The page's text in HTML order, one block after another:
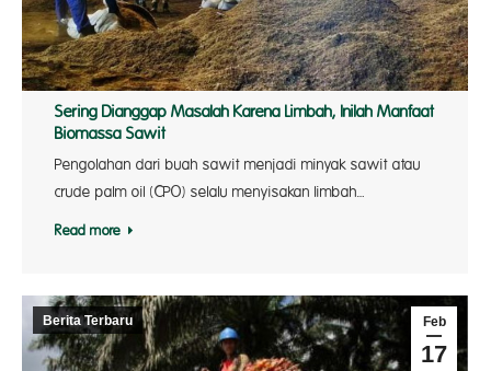
Sering Dianggap Masalah Karena Limbah, Inilah Manfaat
Biomassa Sawit
Pengolahan dari buah sawit menjadi minyak sawit atau
crude palm oil (CPO) selalu menyisakan limbah…
Read more
Feb
17
Berita Terbaru